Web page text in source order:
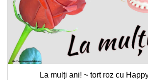
La mulți ani! ~ tort roz cu